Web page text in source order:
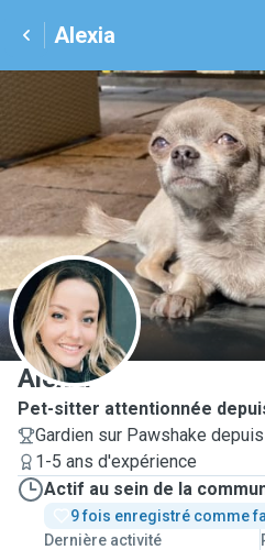
Alexia
A
Alexia
Pet-sitter attentionnée
Gardien sur Pawshake
1-5 ans d'expérience
Actif au sein de la
9 fois enregistré comme
Dernière activité